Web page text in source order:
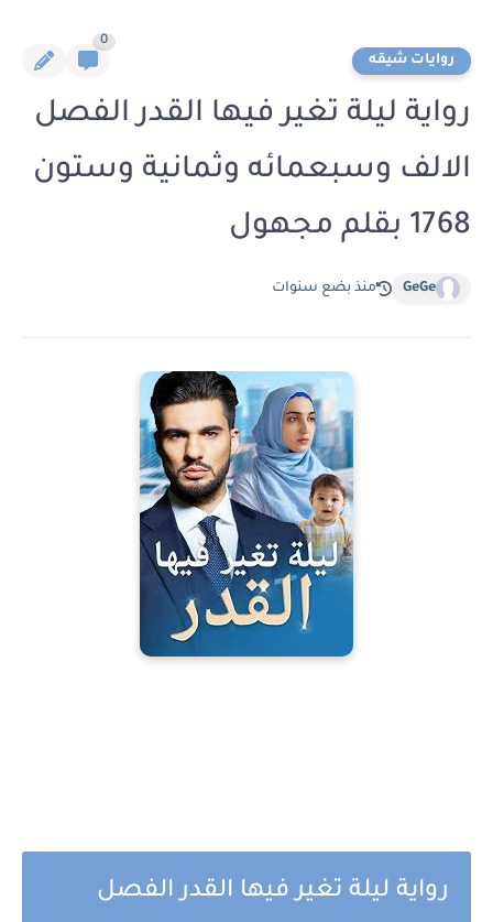
روايات شيقه
0
رواية ليلة تغير فيها القدر الفصل
الالف وسبعمائه وثمانية وستون
1768 بقلم مجهول
GeGe منذ بضع سنوات
رواية ليلة تغير فيها القدر الفصل